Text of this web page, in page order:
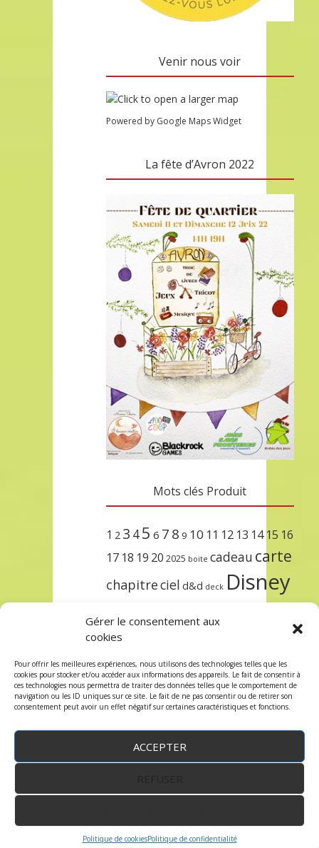
Gérer le consentement aux
cookies
Pour offrir les meilleures expériences, nous utilisons des technologies telles que les
cookies pour stocker et/ou accéder aux informations des appareils. Le fait de consentir à
ces technologies nous permettra de traiter des données telles que le comportement de
navigation ou les ID uniques sur ce site. Le fait de ne pas consentir ou de retirer son
consentement peut avoir un effet négatif sur certaines caractéristiques et fonctions.
ACCEPTER
Politique de cookiesPolitique de confidentialité
Venir nous voir
Powered by Google Maps Widget
La fête d’Avron 2022
Mots clés Produit
1 2 3 45 6 7 8 9 10 11 12 13 14 15 16
17 18 19 20 2025 boite cadeau carte
chapitreciel d&d deck Disney
lorcana
protègeprécommandesetsleeve
terre trois unlockursula étincelant
Copyright © 2023 robindesjeux.com -Mentions